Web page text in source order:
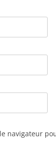
navigateur